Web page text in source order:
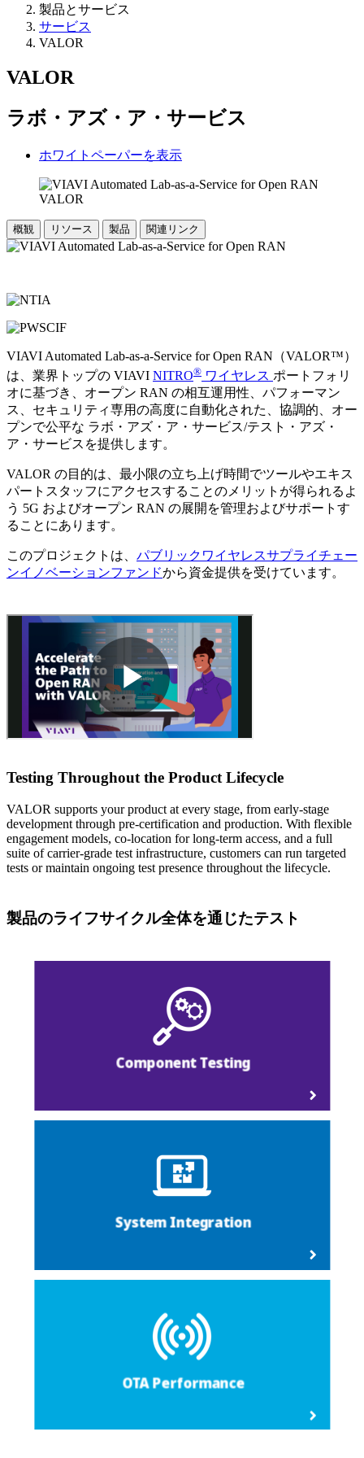
製品とサービス
サービス
VALOR
VALOR
ラボ・アズ・ア・サービス
ホワイトペーパーを表示
概観 リソース 製品 関連リンク
VIAVI Automated Lab-as-a-Service for Open RAN（VALOR™）
は、業界トップの VIAVI NITRO® ワイヤレス ポートフォリ
オに基づき、オープン RAN の相互運用性、パフォーマン
ス、セキュリティ専用の高度に自動化された、協調的、オー
プンで公平な ラボ・アズ・ア・サービス/テスト・アズ・
ア・サービスを提供します。
VALOR の目的は、最小限の立ち上げ時間でツールやエキス
パートスタッフにアクセスすることのメリットが得られるよ
う 5G およびオープン RAN の展開を管理およびサポートす
ることにあります。
このプロジェクトは、 パブリックワイヤレスサプライチェー
ンイノベーションファンドから資金提供を受けています。
Testing Throughout the Product Lifecycle
VALOR supports your product at every stage, from early-stage
development through pre-certification and production. With flexible
engagement models, co-location for long-term access, and a full
suite of carrier-grade test infrastructure, customers can run targeted
tests or maintain ongoing test presence throughout the lifecycle.
製品のライフサイクル全体を通じたテスト